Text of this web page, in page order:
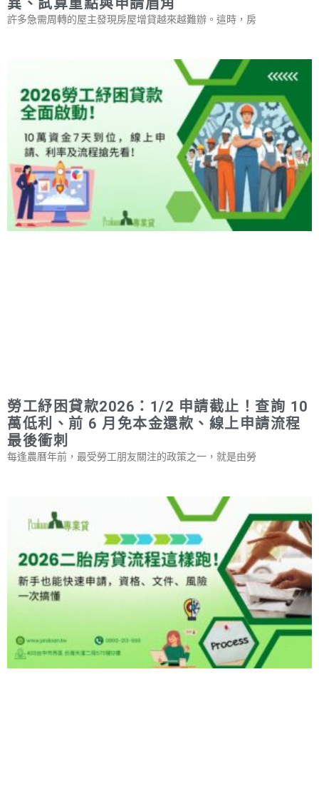
異、試算重點與申請眉角
許多急需周轉的屋主發現房屋增貸越來越難辦。這時，房
勞工紓困貸款2026：1/2 申請截止！查詢 10
萬低利、前 6 月免本金還款、線上申請流程
最後衝刺
每逢農曆年前，最受勞工朋友關注的政策之一，就是由勞